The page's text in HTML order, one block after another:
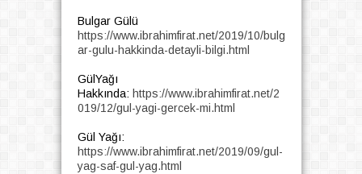
Bulgar Gülü
https://www.ibrahimfirat.net/2019/10/bulg
ar-gulu-hakkinda-detayli-bilgi.html
GülYağı
Hakkında: https://www.ibrahimfirat.net/2
019/12/gul-yagi-gercek-mi.html
Gül Yağı:
https://www.ibrahimfirat.net/2019/09/gul-
yag-saf-gul-yag.html